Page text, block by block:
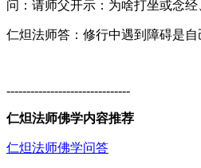
问：请师父开示：为啥打坐或念
仁炟法师答：修行中遇到障碍是
-------------------------------
仁炟法师佛学内容推荐
仁炟法师佛学问答